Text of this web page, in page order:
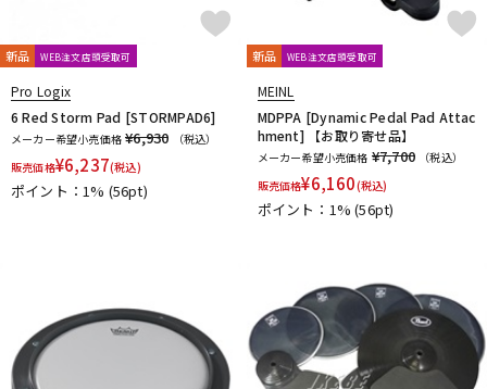
新品 WEB注文店頭受取可
Pro Logix
6 Red Storm Pad [STORMPAD6]
メーカー希望小売価格 ¥6,930
（税込）
販売価格¥6,237(税込)
ポイント：1% (56pt)
新品 WEB注文店頭受取可
MEINL
MDPPA [Dynamic Pedal Pad Attac
hment] 【お取り寄せ品】
メーカー希望小売価格 ¥7,700
（税込）
販売価格¥6,160(税込)
ポイント：1%(56pt)